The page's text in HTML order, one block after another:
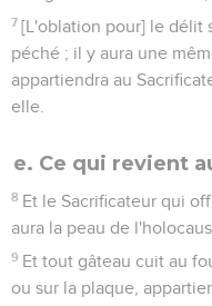
7 [L'oblation pour] le délit
péché ; il y aura une
appartiendra au
elle.
e. Ce qui revient
8 Et le Sacrificateur qui
aura la peau de
9 Et tout gâteau cuit au
ou sur la plaque,